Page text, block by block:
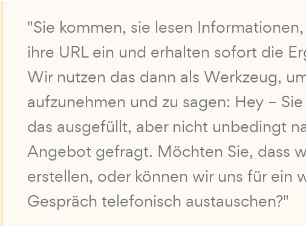
"Sie kommen, sie lesen
ihre URL ein und erhalten sofort die
Wir nutzen das dann als Werkzeug,
aufzunehmen und zu sagen: Hey –
das ausgefüllt, aber nicht unbedingt
Angebot gefragt. Möchten Sie, dass
erstellen, oder können wir uns für ein
Gespräch telefonisch austauschen?"